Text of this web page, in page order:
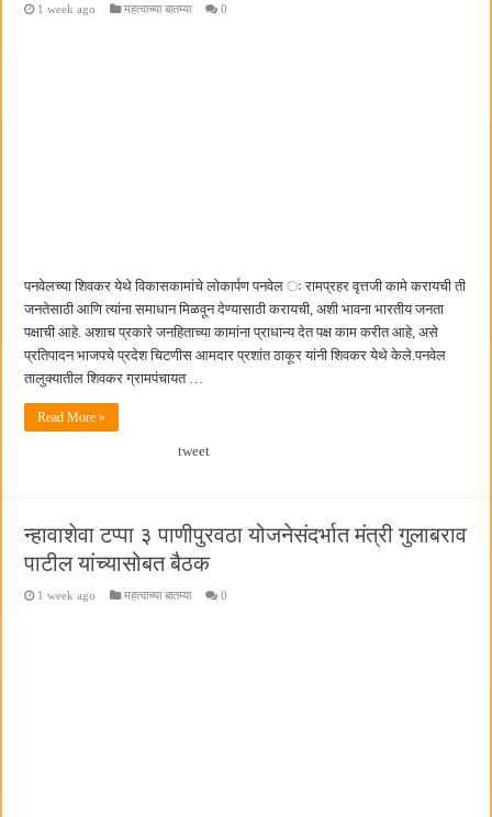
1 week ago महत्वाच्या बातम्या 0
पनवेलच्या शिवकर येथे विकासकामांचे लोकार्पण पनवेल ः रामप्रहर वृत्तजी कामे करायची ती
जनतेसाठी आणि त्यांना समाधान मिळवून देण्यासाठी करायची, अशी भावना भारतीय जनता
पक्षाची आहे. अशाच प्रकारे जनहिताच्या कामांना प्राधान्य देत पक्ष काम करीत आहे, असे
प्रतिपादन भाजपचे प्रदेश चिटणीस आमदार प्रशांत ठाकूर यांनी शिवकर येथे केले.पनवेल
तालुक्यातील शिवकर ग्रामपंचायत …
Read More »
tweet
न्हावाशेवा टप्पा ३ पाणीपुरवठा योजनेसंदर्भात मंत्री गुलाबराव
पाटील यांच्यासोबत बैठक
1 week ago महत्वाच्या बातम्या 0